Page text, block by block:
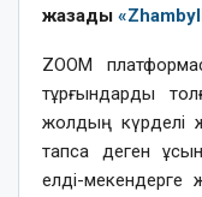
жазады
ZOOM
тұрғындарды
жолдың күрделі
тапса деген
елді-